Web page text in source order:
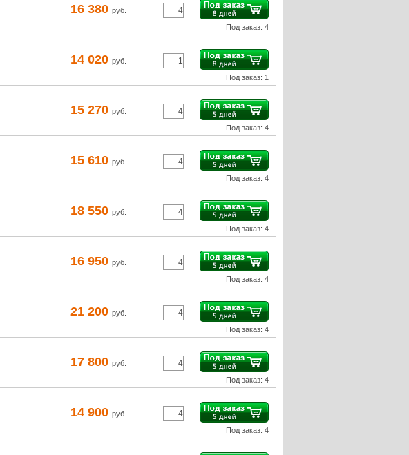
16 380 руб.
Под заказ: 4
14 020 руб.
Под заказ: 1
15 270 руб.
Под заказ: 4
15 610 руб.
Под заказ: 4
18 550 руб.
Под заказ: 4
16 950 руб.
Под заказ: 4
21 200 руб.
Под заказ: 4
17 800 руб.
Под заказ: 4
14 900 руб.
Под заказ: 4